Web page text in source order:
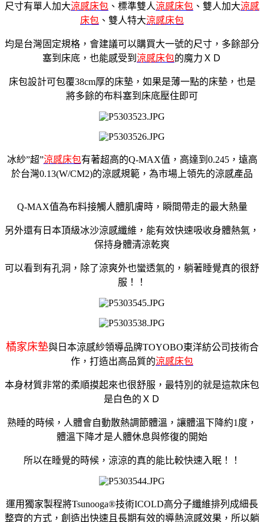
尺寸有單人加大涼感床包 、標準雙人涼感床包 、雙人加大涼感
床包 、雙人特大涼感床包
均是台灣固定規格，會建議可以購買大一號的尺寸，多餘部分
塞到床底，也能感受到 涼感床包的魔力ＸＤ
床包設計可包覆38cm厚的床墊，如果是薄一點的床墊，也是
將多餘的布料塞到床底壓住即可
冰紗”超”涼感床包有著超高的Q-MAX值，高達到0.245，遠高
於台灣0.13(W/CM2)的涼感規範，為市場上領先的涼感產品
Q-MAX值為布料接觸人體肌膚時，瞬間帶走的最大熱量
另外還有日本頂級冰沙涼感纖維，能有效快速吸收身體熱氣，
保持身體清涼乾爽
可以看到有孔洞，除了涼爽外也蠻透氣的，躺著睡覺真的很舒
服！！
橘家床墊與日本涼感紗領導品牌TOYOBO東洋紡公司技術合
作，打造出高品質的涼感床包
本身材質非常的柔順摸起來也很舒服，最特別的就是這款床包
是白色的ＸＤ
熟睡的時候，人體會自動散熱調節體溫，讓體溫下降約1度，
體溫下降才是人體休息與修復的開始
所以在睡覺的時候，涼涼的真的能比較快速入眠！！
運用獨家製程將Tsunooga®技術ICOLD高分子纖維排列成細長
整齊的方式，創造出快速且長期有效的導熱涼感效果，所以躺